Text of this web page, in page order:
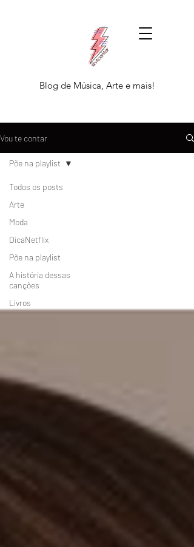
Blog de Música, Arte e mais!
Vou te contar
Todos os posts
Arte
Moda
DicaNetflix
Põe na playlist
A história dessas
canções
Livros
Põe na playlist